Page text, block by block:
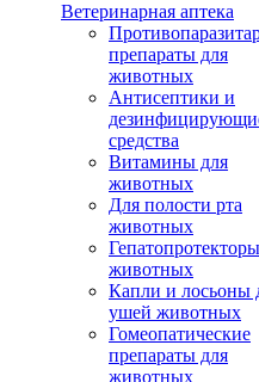
Ветеринарная аптека
препараты для
животных
Антисептики и
средства
Витамины для
животных
Для полости рта
животных
животных
Капли и лосьоны
ушей животных
Гомеопатические
препараты для
животных